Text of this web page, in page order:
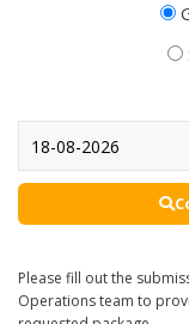
Please fill out the
Operations team to